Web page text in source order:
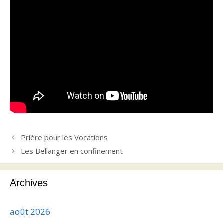
Prière pour les Vocations
Les Bellanger en confinement
Archives
août 2026